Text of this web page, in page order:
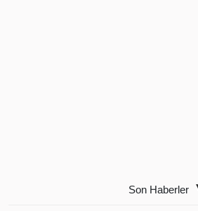
Son Haberler